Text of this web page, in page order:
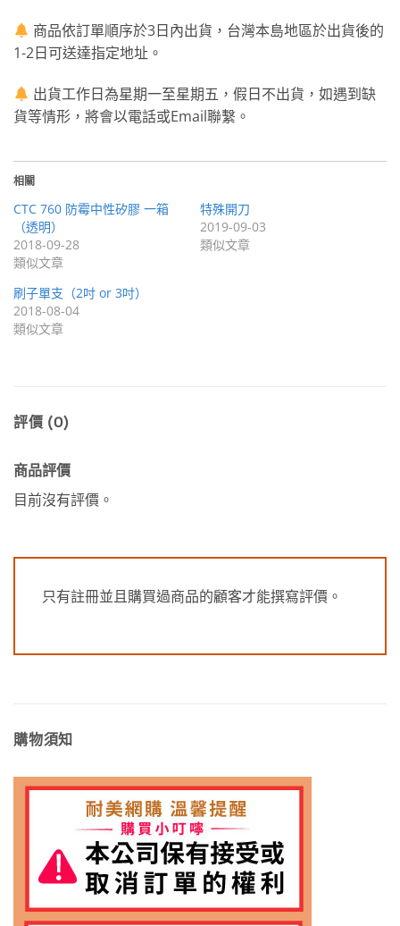
商品依訂單順序於3日內出貨，台灣本島地區於出貨後的
1-2日可送達指定地址。
出貨工作日為星期一至星期五，假日不出貨，如遇到缺
貨等情形，將會以電話或Email聯繫。
相關
CTC 760 防霉中性矽膠 一箱
（透明）
2018-09-28
類似文章
特殊開刀
2019-09-03
類似文章
刷子單支（2吋 or 3吋）
2018-08-04
類似文章
評價 (0)
商品評價
目前沒有評價。
只有註冊並且購買過商品的顧客才能撰寫評價。
購物須知